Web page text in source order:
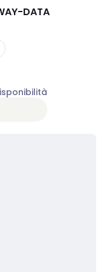
DATA